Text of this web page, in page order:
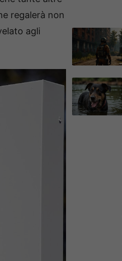
regalerà non
agli